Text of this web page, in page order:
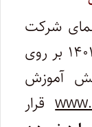
شرکت
در آزمون از روز چهارشنبه ۱۴۰۱/۰۲/۲۱ بر روی
آموزش
قرار